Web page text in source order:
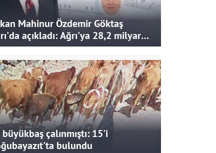
Mahinur Özdemir Göktaş
açıkladı: Ağrı'ya 28,2 milyar
yatırım ve destek sağlandı
çalınmıştı: 15'i
bulundu